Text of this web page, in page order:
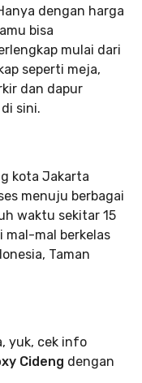
dengan harga
bisa
mulai dari
seperti meja,
dan dapur
sini.
kota Jakarta
menuju berbagai
waktu sekitar 15
mal-mal berkelas
Taman
yuk, cek info
Cideng dengan